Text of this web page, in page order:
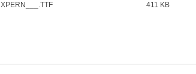
XPERN___.TTF 411 KB